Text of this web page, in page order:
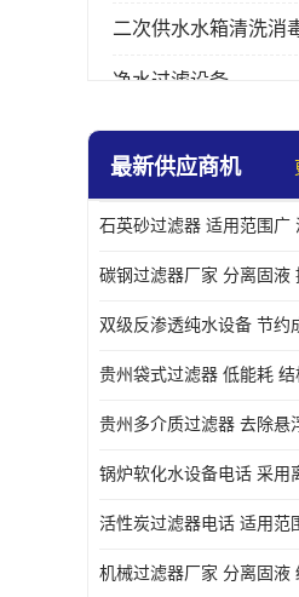
二次供水水箱清洗消
净水过滤设备
软水设备
最新供应商机